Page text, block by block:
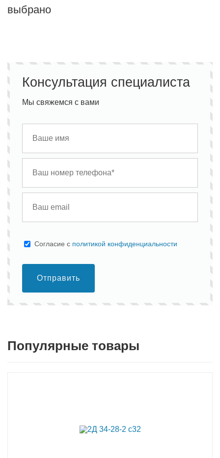
выбрано
Консультация специалиста
Мы свяжемся с вами
Cогласие с политикой конфиденциальности
Отправить
Популярные товары